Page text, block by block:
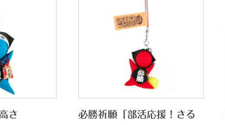
さ 必勝祈願「部活応援！さる